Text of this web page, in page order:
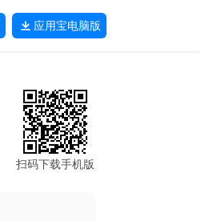
应用宝电脑版
扫码下载手机版